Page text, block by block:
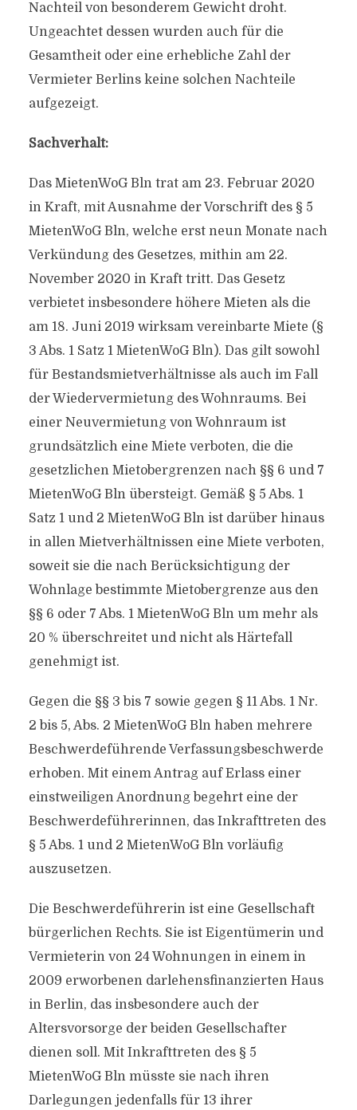
Nachteil von besonderem Gewicht droht.
Ungeachtet dessen wurden auch für die
Gesamtheit oder eine erhebliche Zahl der
Vermieter Berlins keine solchen Nachteile
aufgezeigt.
Sachverhalt:
Das MietenWoG Bln trat am 23. Februar 2020
in Kraft, mit Ausnahme der Vorschrift des § 5
MietenWoG Bln, welche erst neun Monate nach
Verkündung des Gesetzes, mithin am 22.
November 2020 in Kraft tritt. Das Gesetz
verbietet insbesondere höhere Mieten als die
am 18. Juni 2019 wirksam vereinbarte Miete (§
3 Abs. 1 Satz 1 MietenWoG Bln). Das gilt sowohl
für Bestandsmietverhältnisse als auch im Fall
der Wiedervermietung des Wohnraums. Bei
einer Neuvermietung von Wohnraum ist
grundsätzlich eine Miete verboten, die die
gesetzlichen Mietobergrenzen nach §§ 6 und 7
MietenWoG Bln übersteigt. Gemäß § 5 Abs. 1
Satz 1 und 2 MietenWoG Bln ist darüber hinaus
in allen Mietverhältnissen eine Miete verboten,
soweit sie die nach Berücksichtigung der
Wohnlage bestimmte Mietobergrenze aus den
§§ 6 oder 7 Abs. 1 MietenWoG Bln um mehr als
20 % überschreitet und nicht als Härtefall
genehmigt ist.
Gegen die §§ 3 bis 7 sowie gegen § 11 Abs. 1 Nr.
2 bis 5, Abs. 2 MietenWoG Bln haben mehrere
Beschwerdeführende Verfassungsbeschwerde
erhoben. Mit einem Antrag auf Erlass einer
einstweiligen Anordnung begehrt eine der
Beschwerdeführerinnen, das Inkrafttreten des
§ 5 Abs. 1 und 2 MietenWoG Bln vorläufig
auszusetzen.
Die Beschwerdeführerin ist eine Gesellschaft
bürgerlichen Rechts. Sie ist Eigentümerin und
Vermieterin von 24 Wohnungen in einem in
2009 erworbenen darlehensfinanzierten Haus
in Berlin, das insbesondere auch der
Altersvorsorge der beiden Gesellschafter
dienen soll. Mit Inkrafttreten des § 5
MietenWoG Bln müsste sie nach ihren
Darlegungen jedenfalls für 13 ihrer